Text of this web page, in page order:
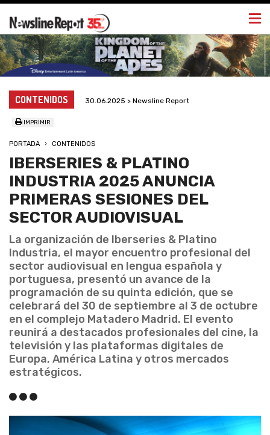
CONTENIDOS 30.06.2025 > Newsline Report
IMPRIMIR
PORTADA CONTENIDOS
IBERSERIES & PLATINO
INDUSTRIA 2025 ANUNCIA
PRIMERAS SESIONES DEL
SECTOR AUDIOVISUAL
La organización de Iberseries & Platino
Industria, el mayor encuentro profesional del
sector audiovisual en lengua española y
portuguesa, presentó un avance de la
programación de su quinta edición, que se
celebrará del 30 de septiembre al 3 de octubre
en el complejo Matadero Madrid. El evento
reunirá a destacados profesionales del cine, la
televisión y las plataformas digitales de
Europa, América Latina y otros mercados
estratégicos.